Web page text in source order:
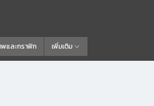
และกราฟิก เพิ่มเติม